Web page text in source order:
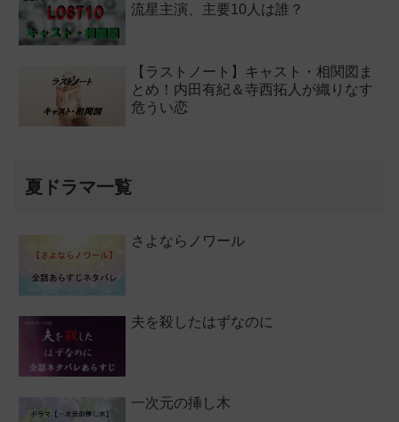
流星主演、主要10人は誰？
【ラストノート】キャスト・相関図ま
とめ！内田有紀＆寺西拓人が織りなす
危うい恋
夏ドラマ一覧
さよならノワール
夫を殺したはずなのに
一次元の挿し木